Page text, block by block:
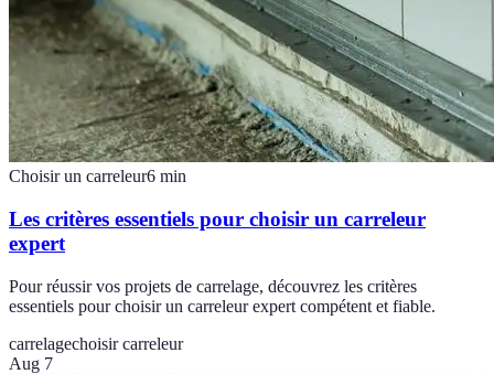
Choisir un carreleur6 min
Les critères essentiels pour choisir un carreleur
expert
Pour réussir vos projets de carrelage, découvrez les critères
essentiels pour choisir un carreleur expert compétent et fiable.
carrelagechoisir carreleur
Aug 7